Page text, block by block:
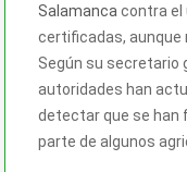
Salamanca contra el
certificadas, aunque
Según su secretario
autoridades han
detectar que se han
parte de algunos